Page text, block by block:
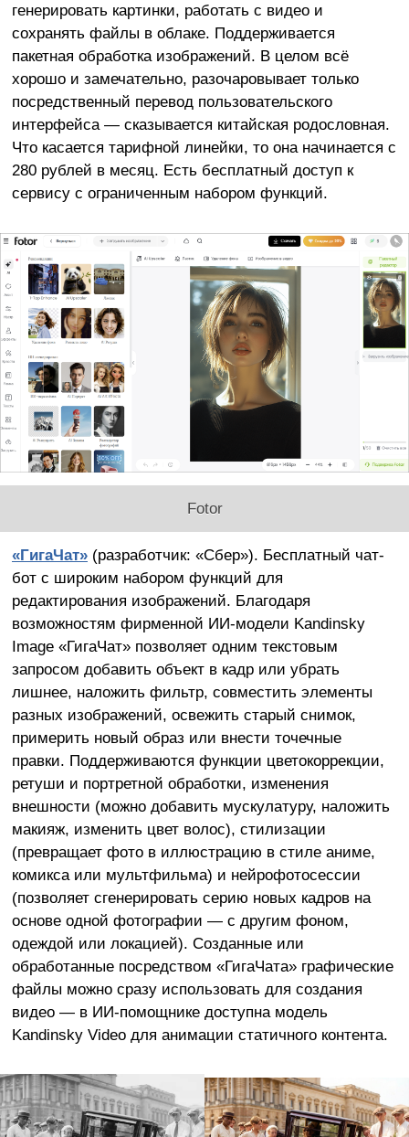
генерировать картинки, работать с видео и
сохранять файлы в облаке. Поддерживается
пакетная обработка изображений. В целом всё
хорошо и замечательно, разочаровывает только
посредственный перевод пользовательского
интерфейса — сказывается китайская родословная.
Что касается тарифной линейки, то она начинается с
280 рублей в месяц. Есть бесплатный доступ к
сервису с ограниченным набором функций.
Fotor
«ГигаЧат»(разработчик: «Сбер»). Бесплатный чат-
бот с широким набором функций для
редактирования изображений. Благодаря
возможностям фирменной ИИ-модели Kandinsky
Image «ГигаЧат» позволяет одним текстовым
запросом добавить объект в кадр или убрать
лишнее, наложить фильтр, совместить элементы
разных изображений, освежить старый снимок,
примерить новый образ или внести точечные
правки. Поддерживаются функции цветокоррекции,
ретуши и портретной обработки, изменения
внешности (можно добавить мускулатуру, наложить
макияж, изменить цвет волос), стилизации
(превращает фото в иллюстрацию в стиле аниме,
комикса или мультфильма) и нейрофотосессии
(позволяет сгенерировать серию новых кадров на
основе одной фотографии — с другим фоном,
одеждой или локацией). Созданные или
обработанные посредством «ГигаЧата» графические
файлы можно сразу использовать для создания
видео — в ИИ-помощнике доступна модель
Kandinsky Video для анимации статичного контента.